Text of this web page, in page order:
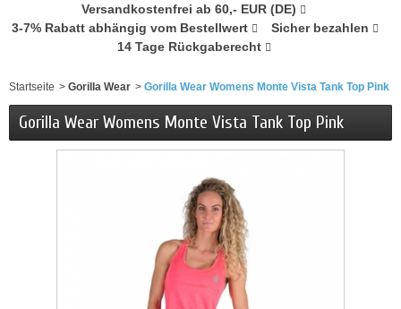
Versandkostenfrei ab 60,- EUR (DE)
3-7% Rabatt abhängig vom Bestellwert
Sicher bezahlen
14 Tage Rückgaberecht
Startseite > Gorilla Wear > Gorilla Wear Womens Monte Vista Tank Top Pink
Gorilla Wear Womens Monte Vista Tank Top Pink